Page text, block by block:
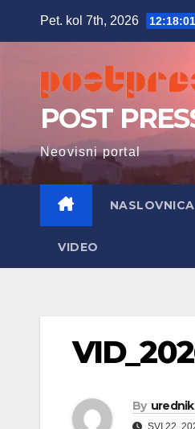
Pet. kol 7th, 2026
POST
Neovisni portal
NASLOVNICA
VIDEO
By urednik
SVI 22,